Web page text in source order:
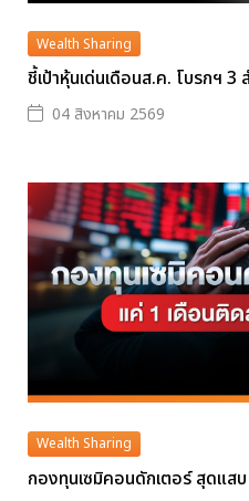
Wealth Sharing
ชี้เป้าหุ้นเด่นเดือนส.ค. โบรกฯ 3
04 สิงหาคม 2569
Wealth Sharing
กองทุนเซมิคอนดักเตอร์ สุดแส